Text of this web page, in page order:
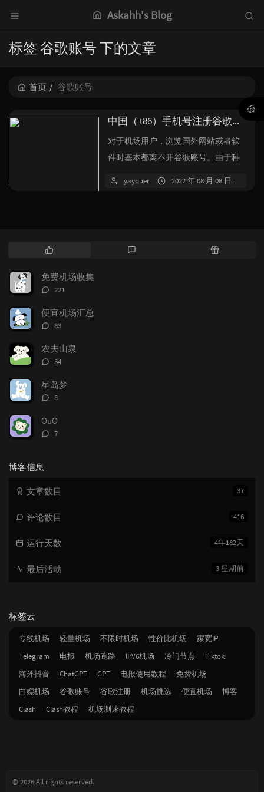
Askahh's Blog
标签 谷歌账号 下的文章
首页 谷歌账号
中国（+86）手机号注册谷歌账号经验杂谈
对于机场用户，浏览国外网站或者软
件时基本都离不开谷歌账号。由于种
yayouer 2022 年 08 月 08 日
热
文
章
随
免费机场收集
评
数：
221
便宜机场汇总
评
数：
83
农夫山泉
评
数：
54
星岛梦
评
数：
8
OuO
评
7
博客信息
37
文章数目
416
评论数目
4年182天
运行天数
3 星期前
最后活动
标签云
专线机场 轻量机场 不限时机场 性价比机场
家宽IP
Telegram
电报 机场跑路 IPV6机场 冷门节点
Tiktok
海外抖音
ChatGPT GPT 电报使用教程
免费机场
白嫖机场
谷歌账号 谷歌注册 机场挑选 便宜机场
博客
Clash
Clash教程 机场测速教程
© 2026 All rights reserved.